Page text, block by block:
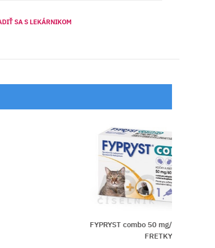
SA S LEKÁRNIKOM
FYPRYST combo 50 mg/60 mg
FRETKY